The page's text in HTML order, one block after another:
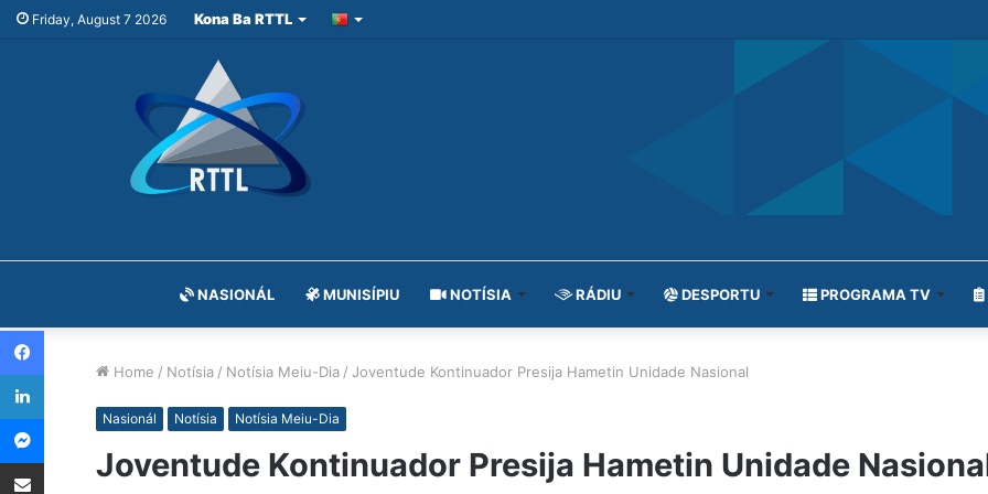
Friday, August 7 2026 Kona Ba RTTL
NASIONÁL MUNISÍPIU NOTÍSIA RÁDIU DESPORTU PROGRAMA TV
Home / Notísia / Notísia Meiu-Dia / Joventude Kontinuador Presija Hametin Unidade Nasional
Nasionál Notísia Notísia Meiu-Dia
Joventude Kontinuador Presija Hametin Unidade
Facebook
LinkedIn
Messenger